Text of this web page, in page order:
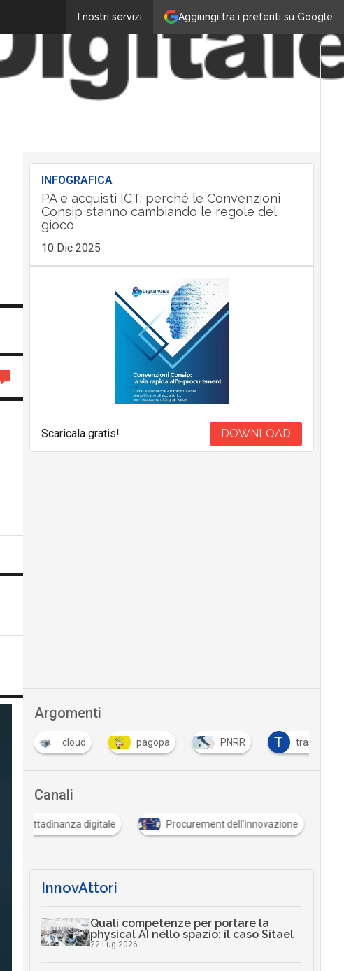
Aggiungi tra i preferiti su Google
I nostri servizi
INFOGRAFICA
PA e acquisti ICT: perché le Convenzioni
Consip stanno cambiando le regole del
gioco
10 Dic 2025
Scaricala gratis! DOWNLOAD
Argomenti
cloud pagopa PNRR T
Canali
Cittadinanza digitale Procurement dell'innovazione
InnovAttori
Quali competenze per portare la
physical AI nello spazio: il caso Sitael
22 Lug 2026